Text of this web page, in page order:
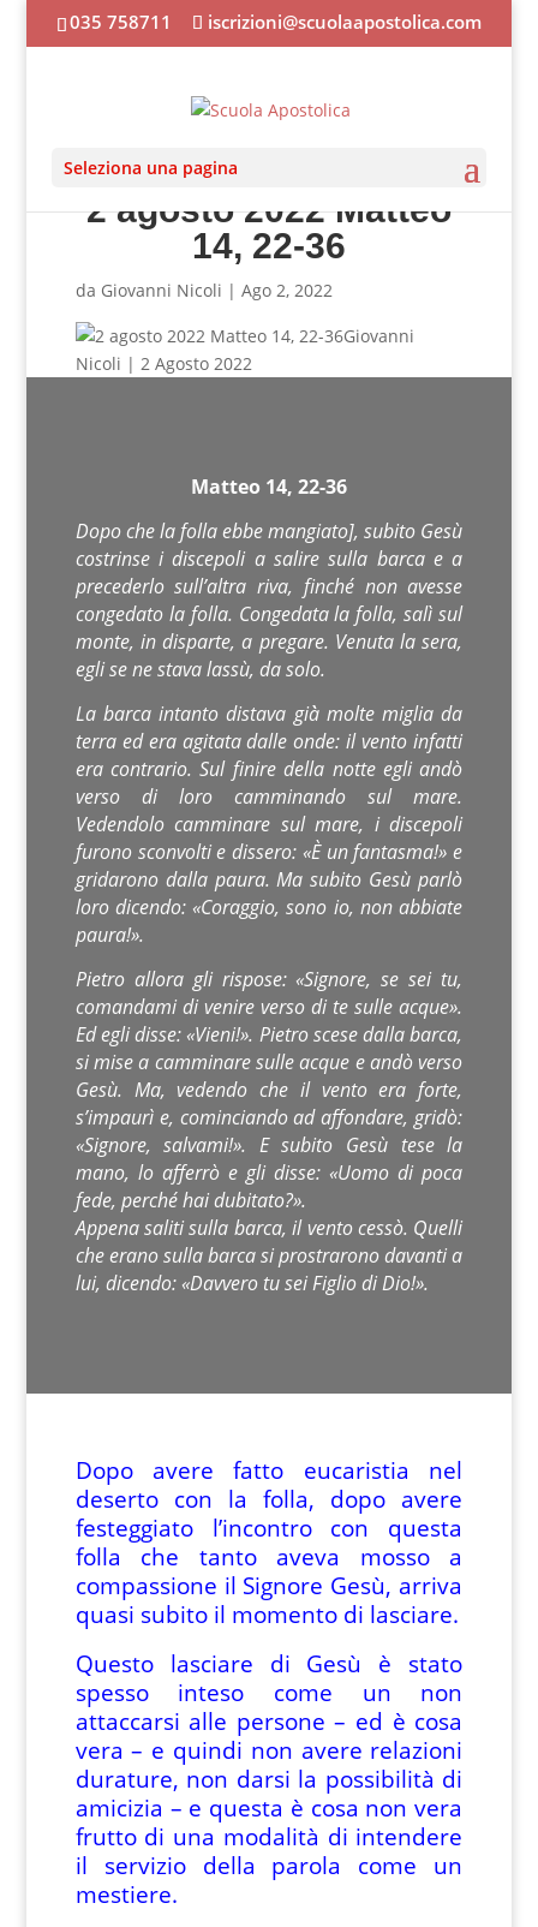
035 758711 iscrizioni@scuolaapostolica.com
Seleziona una pagina
2 agosto 2022 Matteo
14, 22-36
da Giovanni Nicoli | Ago 2, 2022
Giovanni
Nicoli | 2 Agosto 2022
Matteo 14, 22-36
Dopo che la folla ebbe mangiato], subito Gesù
costrinse i discepoli a salire sulla barca e a
precederlo sull’altra riva, finché non avesse
congedato la folla. Congedata la folla, salì sul
monte, in disparte, a pregare. Venuta la sera,
egli se ne stava lassù, da solo.
La barca intanto distava già̀ molte miglia da
terra ed era agitata dalle onde: il vento infatti
era contrario. Sul finire della notte egli andò
verso di loro camminando sul mare.
Vedendolo camminare sul mare, i discepoli
furono sconvolti e dissero: «È un fantasma!» e
gridarono dalla paura. Ma subito Gesù parlò
loro dicendo: «Coraggio, sono io, non abbiate
paura!».
Pietro allora gli rispose: «Signore, se sei tu,
comandami di venire verso di te sulle acque».
Ed egli disse: «Vieni!». Pietro scese dalla barca,
si mise a camminare sulle acque e andò verso
Gesù. Ma, vedendo che il vento era forte,
s’impaurì e, cominciando ad affondare, gridò:
«Signore, salvami!». E subito Gesù tese la
mano, lo afferrò e gli disse: «Uomo di poca
fede, perché hai dubitato?».
Appena saliti sulla barca, il vento cessò. Quelli
che erano sulla barca si prostrarono davanti a
lui, dicendo: «Davvero tu sei Figlio di Dio!».
Dopo avere fatto eucaristia nel
deserto con la folla, dopo avere
festeggiato l’incontro con questa
folla che tanto aveva mosso a
compassione il Signore Gesù, arriva
quasi subito il momento di lasciare.
Questo lasciare di Gesù è stato
spesso inteso come un non
attaccarsi alle persone – ed è cosa
vera – e quindi non avere relazioni
durature, non darsi la possibilità di
amicizia – e questa è cosa non vera
frutto di una modalità di intendere
il servizio della parola come un
mestiere.